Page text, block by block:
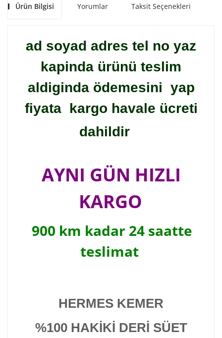
Ürün Bilgisi Yorumlar Taksit Seçenekleri
ad soyad adres tel no yaz
kapinda ürünü teslim
aldiginda ödemesini yap
fiyata kargo havale ücreti
dahildir
AYNI GÜN HIZLI
KARGO
900 km kadar 24 saatte
teslimat
HERMES KEMER
%100 HAKİKİ DERİ SÜET